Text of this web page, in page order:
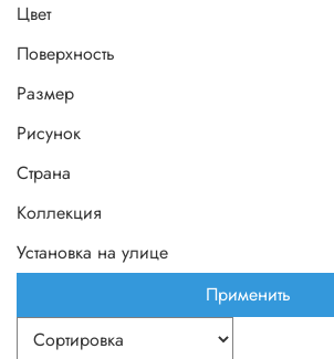
Цвет
Поверхность
Размер
Рисунок
Страна
Коллекция
Установка на улице
Применить